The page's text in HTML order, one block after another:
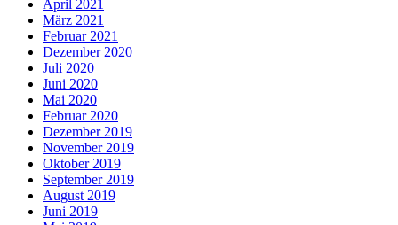
April 2021
März 2021
Februar 2021
Dezember 2020
Juli 2020
Juni 2020
Mai 2020
Februar 2020
Dezember 2019
November 2019
Oktober 2019
September 2019
August 2019
Juni 2019